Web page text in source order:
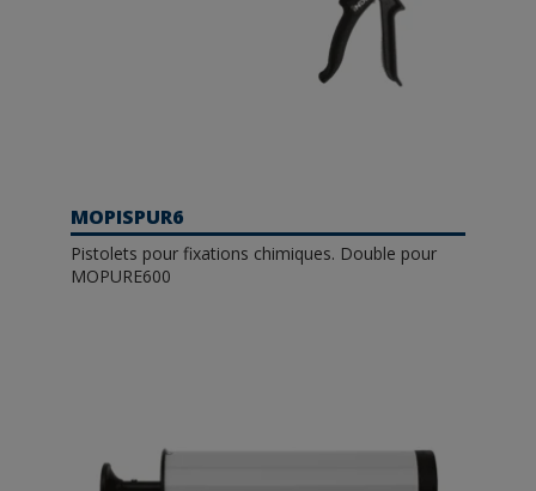
MOPISPUR6
Pistolets pour fixations chimiques. Double pour
MOPURE600